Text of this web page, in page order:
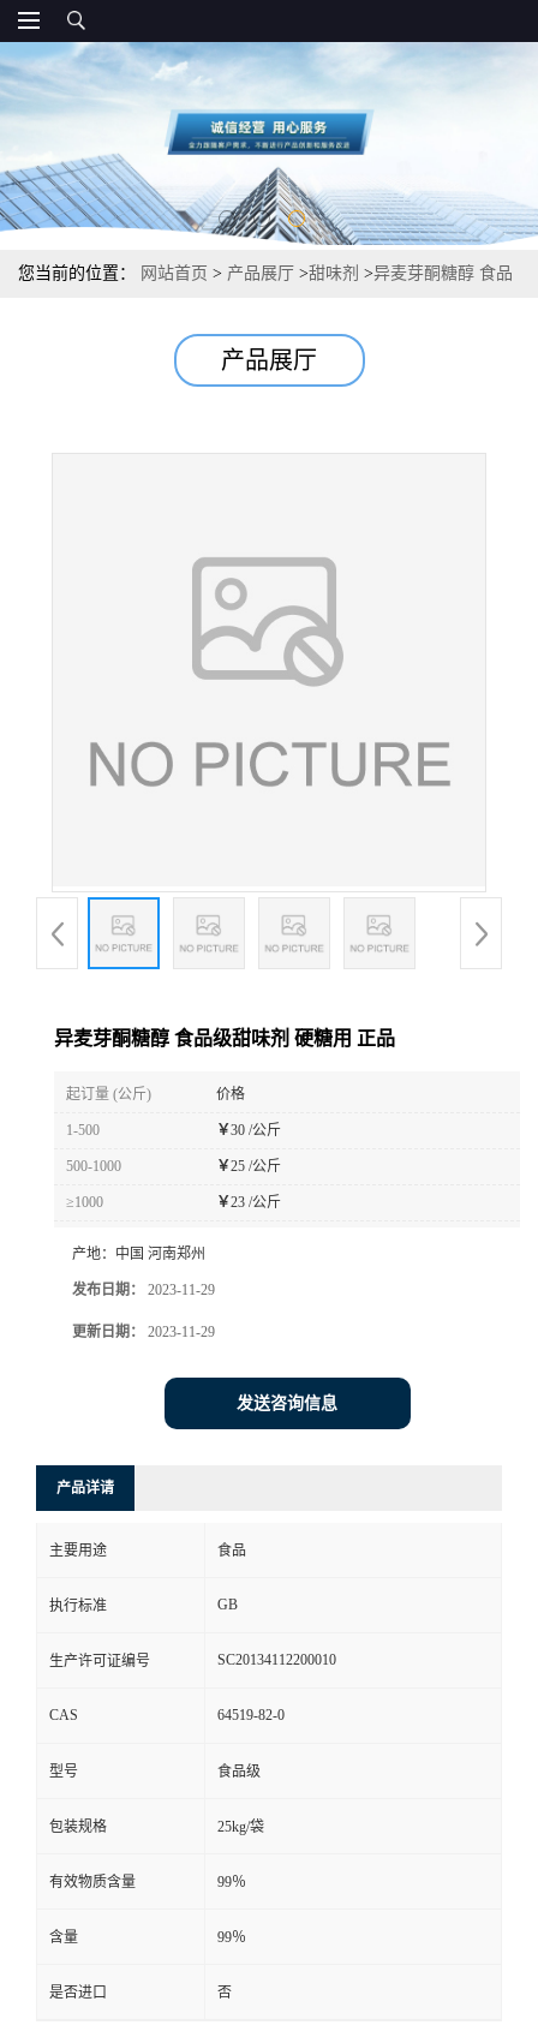
您当前的位置： 网站首页 > 产品展厅 >甜味剂 >异麦芽酮糖醇 食品
产品展厅
异麦芽酮糖醇 食品级甜味剂 硬糖用 正品
起订量 (公斤) 价格
1-500 ￥30 /公斤
500-1000 ￥25 /公斤
≥1000 ￥23 /公斤
产地： 中国 河南郑州
发布日期： 2023-11-29
更新日期： 2023-11-29
发送咨询信息
产品详请
主要用途 食品
执行标准 GB
生产许可证编号 SC20134112200010
CAS 64519-82-0
型号 食品级
包装规格 25kg/袋
有效物质含量 99％
含量 99％
是否进口 否